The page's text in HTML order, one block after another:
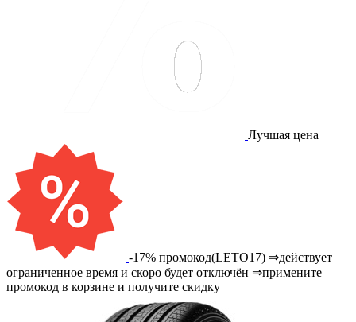
Лучшая цена
-17% промокод(LETO17) ⇒действует
ограниченное время и скоро будет отключён ⇒примените
промокод в корзине и получите скидку